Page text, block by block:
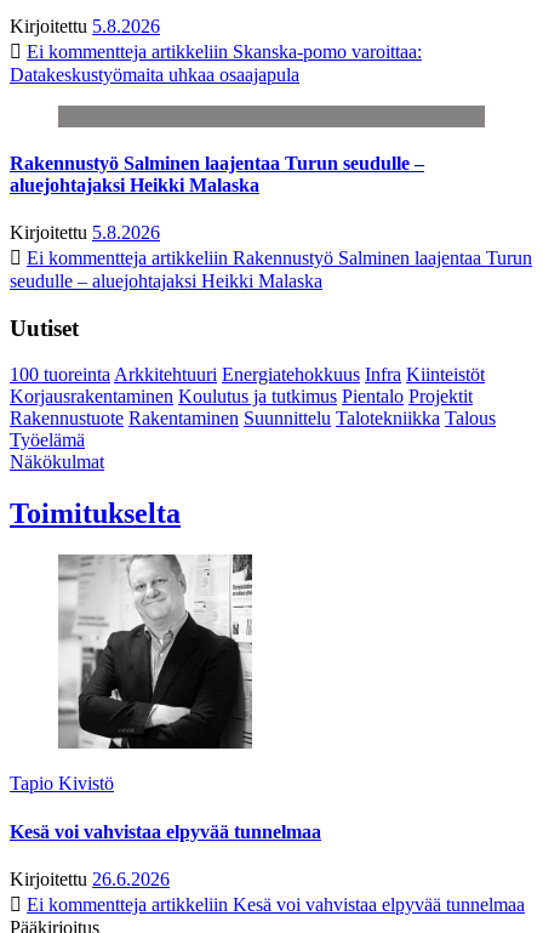
Kirjoitettu 5.8.2026
Ei kommentteja artikkeliin Skanska-pomo varoittaa:
Datakeskustyömaita uhkaa osaajapula
Rakennustyö Salminen laajentaa Turun seudulle –
aluejohtajaksi Heikki Malaska
Kirjoitettu 5.8.2026
Ei kommentteja artikkeliin Rakennustyö Salminen laajentaa Turun
seudulle – aluejohtajaksi Heikki Malaska
Uutiset
100 tuoreintaArkkitehtuuri Energiatehokkuus Infra Kiinteistöt
Korjausrakentaminen Koulutus ja tutkimus Pientalo Projektit
Rakennustuote Rakentaminen Suunnittelu Talotekniikka Talous
Työelämä
Näkökulmat
Toimitukselta
Tapio Kivistö
Kesä voi vahvistaa elpyvää tunnelmaa
Kirjoitettu 26.6.2026
Ei kommentteja artikkeliin Kesä voi vahvistaa elpyvää tunnelmaa
Pääkirjoitus